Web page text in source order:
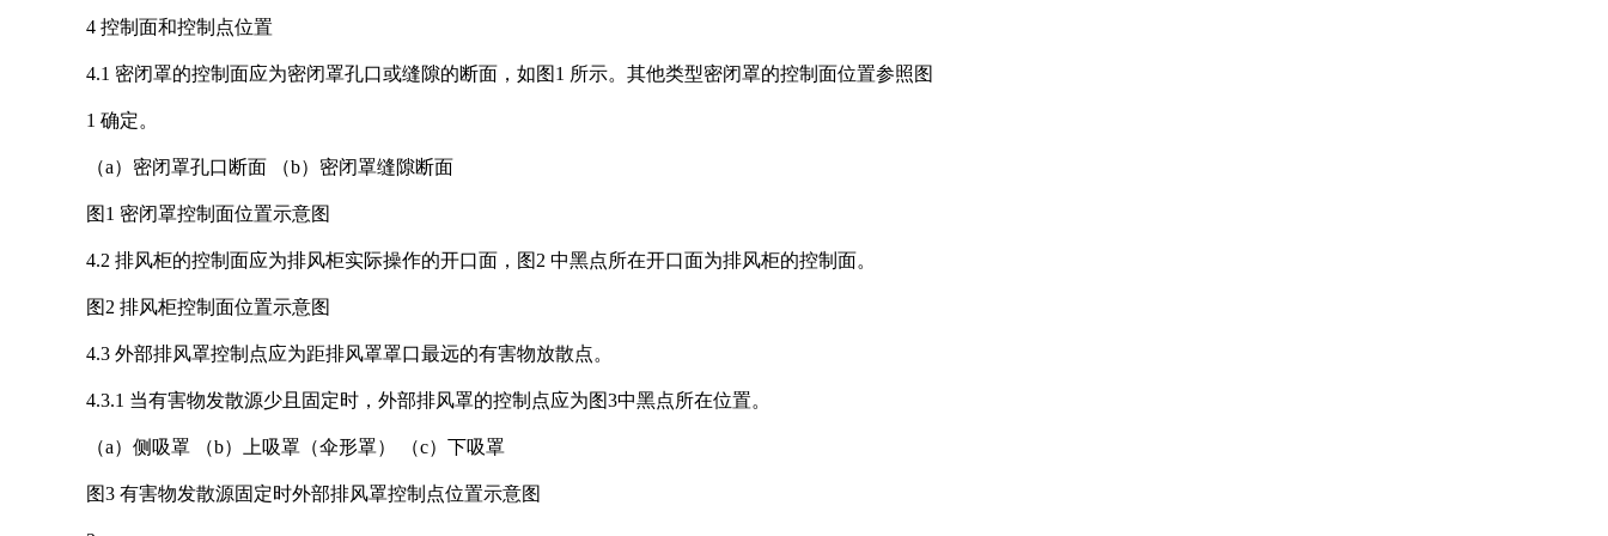
4 控制面和控制点位置
4.1 密闭罩的控制面应为密闭罩孔口或缝隙的断面，如图1 所示。其他类型密闭罩的控制面位置参照图
1 确定。
（a）密闭罩孔口断面 （b）密闭罩缝隙断面
图1 密闭罩控制面位置示意图
4.2 排风柜的控制面应为排风柜实际操作的开口面，图2 中黑点所在开口面为排风柜的控制面。
图2 排风柜控制面位置示意图
4.3 外部排风罩控制点应为距排风罩罩口最远的有害物放散点。
4.3.1 当有害物发散源少且固定时，外部排风罩的控制点应为图3中黑点所在位置。
（a）侧吸罩 （b）上吸罩（伞形罩） （c）下吸罩
图3 有害物发散源固定时外部排风罩控制点位置示意图